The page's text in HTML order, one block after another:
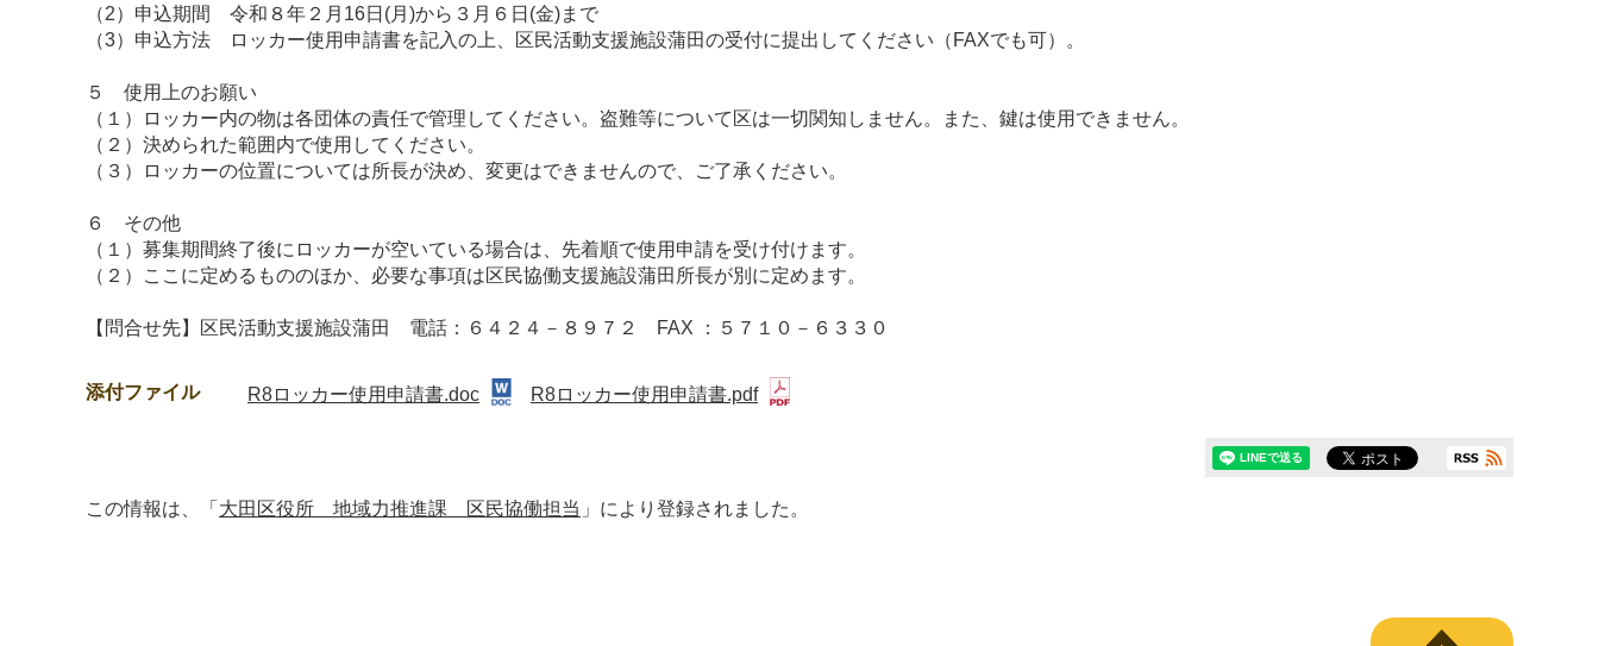
（2）申込期間 令和８年２月16日(月)から３月６日(金)まで
（3）申込方法 ロッカー使用申請書を記入の上、区民活動支援施設蒲田の受付に提出してください（FAXでも可）。
５ 使用上のお願い
（１）ロッカー内の物は各団体の責任で管理してください。盗難等について区は一切関知しません。また、鍵は使用できません。
（２）決められた範囲内で使用してください。
（３）ロッカーの位置については所長が決め、変更はできませんので、ご了承ください。
６ その他
（１）募集期間終了後にロッカーが空いている場合は、先着順で使用申請を受け付けます。
（２）ここに定めるもののほか、必要な事項は区民協働支援施設蒲田所長が別に定めます。
【問合せ先】区民活動支援施設蒲田 電話：６４２４－８９７２ FAX ：５７１０－６３３０
添付ファイル R8ロッカー使用申請書.doc R8ロッカー使用申請書.pdf
この情報は、「 大田区役所 地域力推進課 区民協働担当 」により登録されました。